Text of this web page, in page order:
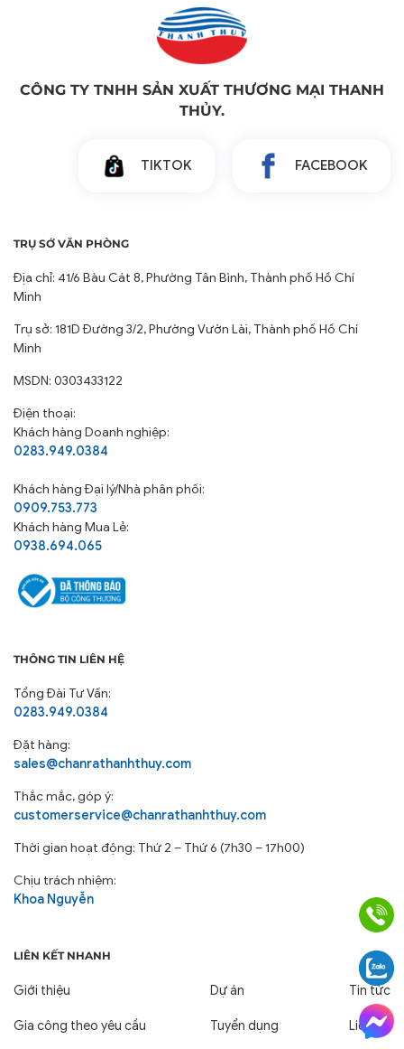
CÔNG TY TNHH SẢN XUẤT THƯƠNG MẠI THANH
THỦY.
TIKTOK FACEBOOK
TRỤ SỞ VĂN PHÒNG
Địa chỉ: 41/6 Bàu Cát 8, Phường Tân Bình, Thành phố Hồ Chí
Minh
Trụ sở: 181D Đường 3/2, Phường Vườn Lài, Thành phố Hồ Chí
Minh
MSDN: 0303433122
Điện thoại:
Khách hàng Doanh nghiệp:
0283.949.0384
Khách hàngĐại lý/Nhà phân phối:
0909.753.773
Khách hàng Mua Lẻ:
0938.694.065
THÔNG TIN LIÊN HỆ
Tổng Đài Tư Vấn:
0283.949.0384
Đặt hàng:
sales@chanrathanhthuy.com
Thắc mắc, góp ý:
customerservice@chanrathanhthuy.com
Thời gian hoạt động: Thứ 2 – Thứ 6 (7h30 – 17h00)
Chịu trách nhiệm:
Khoa Nguyễn
LIÊN KẾT NHANH
Giới thiệu
Gia công theo yêu cầu
Dự án
Tuyển dụng
Tin tức
Liên hệ